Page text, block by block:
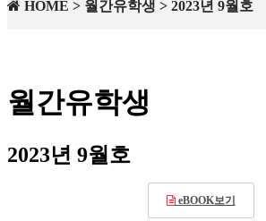
HOME > 월간유학생 > 2023년 9월호
월간유학생
2023년 9월호
eBOOK보기